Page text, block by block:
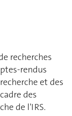
recherches
rendus
et des
des
de l'IRS.